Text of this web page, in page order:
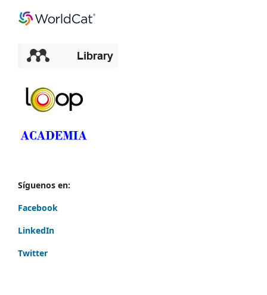
Síguenos en:
Facebook
LinkedIn
Twitter